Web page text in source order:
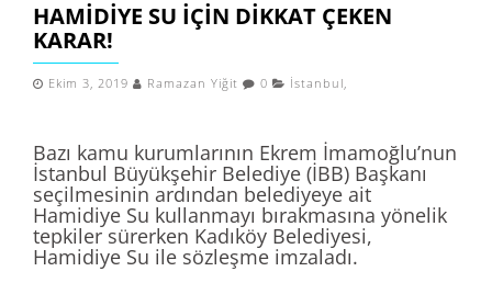
HAMIDIYE SU IÇIN DIKKAT ÇEKEN
KARAR!
Ekim 3, 2019 Ramazan Yiğit 0 İstanbul,
Bazı kamu kurumlarının Ekrem İmamoğlu’nun
İstanbul Büyükşehir Belediye (İBB) Başkanı
seçilmesinin ardından belediyeye ait
Hamidiye Su kullanmayı bırakmasına yönelik
tepkiler sürerken Kadıköy Belediyesi,
Hamidiye Su ile sözleşme imzaladı.